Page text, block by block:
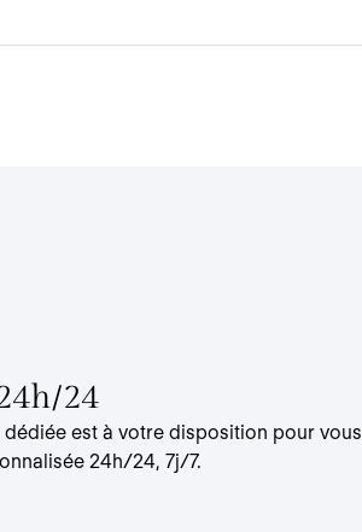
24
est à votre disposition pour vous
24h/24, 7j/7.